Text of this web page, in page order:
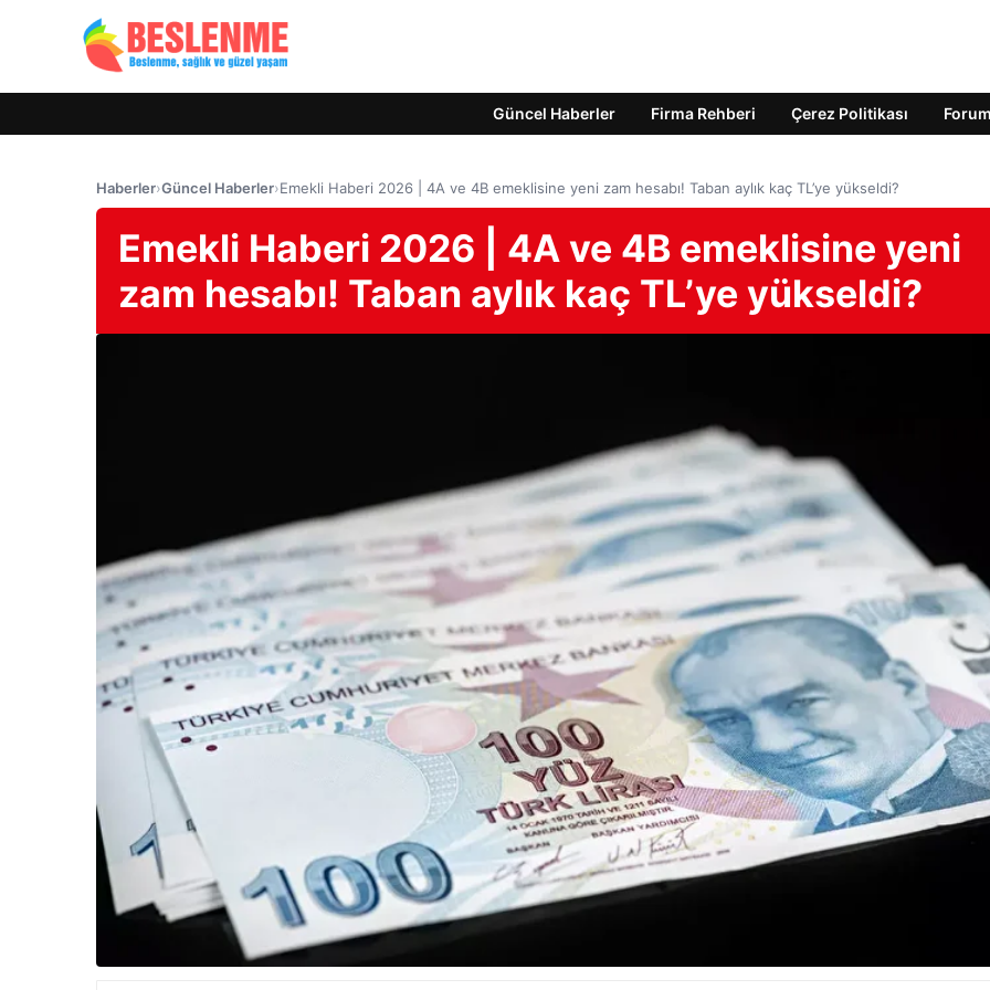
Güncel Haberler Firma Rehberi Çerez Politikası Forum
Haberler›Güncel Haberler›Emekli Haberi 2026 | 4A ve 4B emeklisine yeni zam hesabı! Taban aylık kaç TL’ye yükseldi?
Emekli Haberi 2026 | 4A ve 4B emeklisine yeni
zam hesabı! Taban aylık kaç TL’ye yükseldi?